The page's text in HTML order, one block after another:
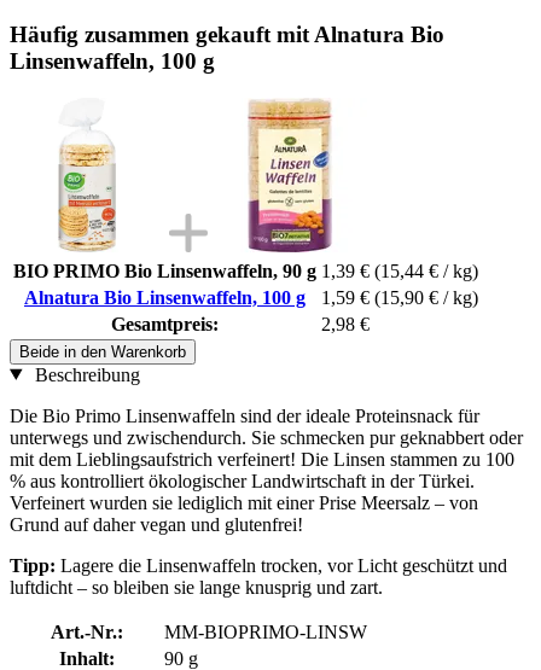
Häufig zusammen gekauft mit Alnatura Bio
Linsenwaffeln, 100 g
BIO PRIMO Bio Linsenwaffeln, 90 g 1,39 € (15,44 € / kg)
Alnatura Bio Linsenwaffeln, 100 g
1,59 € (15,90 € / kg)
Gesamtpreis:
2,98 €
Beide in den Warenkorb
Beschreibung
Die Bio Primo Linsenwaffeln sind der ideale Proteinsnack für
unterwegs und zwischendurch. Sie schmecken pur geknabbert oder
mit dem Lieblingsaufstrich verfeinert! Die Linsen stammen zu 100
% aus kontrolliert ökologischer Landwirtschaft in der Türkei.
Verfeinert wurden sie lediglich mit einer Prise Meersalz – von
Grund auf daher vegan und glutenfrei!
Tipp: Lagere die Linsenwaffeln trocken, vor Licht geschützt und
luftdicht – so bleiben sie lange knusprig und zart.
Art.-Nr.:
MM-BIOPRIMO-LINSW
Inhalt:
90 g